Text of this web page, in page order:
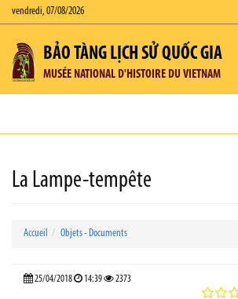
vendredi, 07/08/2026
BẢO TÀNG LỊCH SỬ QUỐC GIA
MUSÉE NATIONAL D'HISTOIRE DU VIETNAM
La Lampe-tempête
Accueil Objets - Documents
25/04/2018 14:39 2373